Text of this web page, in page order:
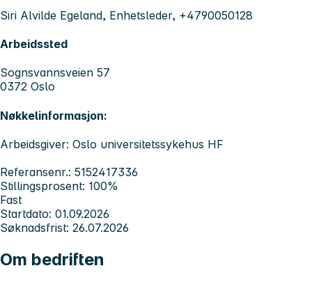
Siri Alvilde Egeland, Enhetsleder, +4790050128
Arbeidssted
Sognsvannsveien 57
0372 Oslo
Nøkkelinformasjon:
Arbeidsgiver: Oslo universitetssykehus HF
Referansenr.: 5152417336
Stillingsprosent: 100%
Fast
Startdato: 01.09.2026
Søknadsfrist: 26.07.2026
Om bedriften